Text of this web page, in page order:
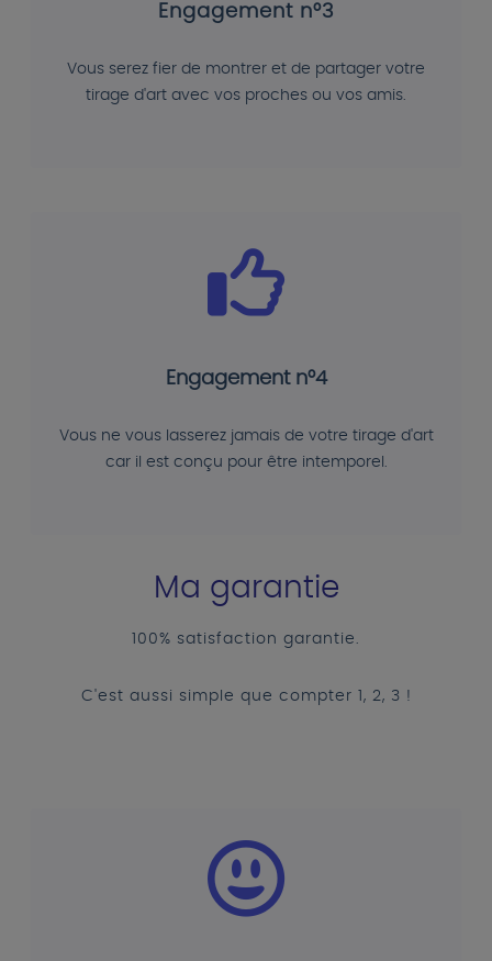
Engagement n°3
Vous serez fier de montrer et de partager votre
tirage d'art avec vos proches ou vos amis.
Engagement n°4
Vous ne vous lasserez jamais de votre tirage d'art
car il est conçu pour être intemporel.
Ma garantie
100% satisfaction garantie.
C'est aussi simple que compter 1, 2, 3 !